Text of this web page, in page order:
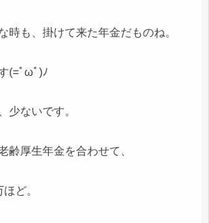
時も、掛けて来た年金だものね。
(=ﾟωﾟ)ﾉ
少ないです。
齢厚生年金を合わせて、
ど。